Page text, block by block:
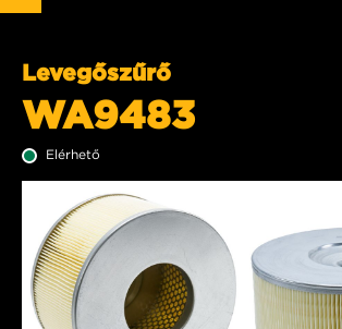
Levegőszűrő
WA9483
Elérhető